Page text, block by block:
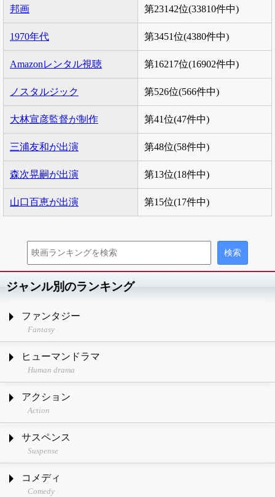
邦画 第23142位(33810件中)
1970年代 第3451位(4380件中)
Amazonレンタル視聴 第16217位(16902件中)
ノスタルジック 第526位(566件中)
大林宣彦監督が制作 第41位(47件中)
三浦友和が出演 第48位(58件中)
森次晃嗣が出演 第13位(18件中)
山口百恵が出演 第15位(17件中)
ジャンル別のランキング
ファンタジー
Fantasy
ヒューマンドラマ
Human drama
アクション
Action
サスペンス
Suspense
コメディ
Comedy